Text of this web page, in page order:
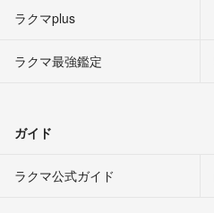
ラクマplus
ラクマ最強鑑定
ガイド
ラクマ公式ガイド